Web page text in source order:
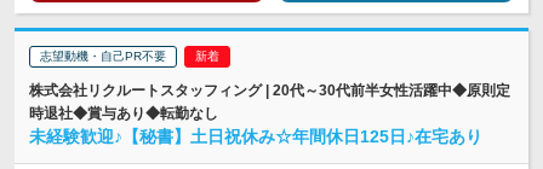
志望動機・自己PR不要
株式会社リクルートスタッフィング | 20代～30代前半女性活躍中◆原則定
時退社◆賞与あり◆転勤なし
未経験歓迎♪【秘書】土日祝休み☆年間休日125日♪在宅あり